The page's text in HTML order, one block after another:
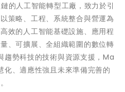
的人工智能轉型工廠，致力於引
策略、工程、系統整合與營運為
效的人工智能基礎設施、應用程
、可擴展、全組織範圍的數位轉
趨勢科技的技術與資源支援，Ma
、適應性強且未來準備完善的